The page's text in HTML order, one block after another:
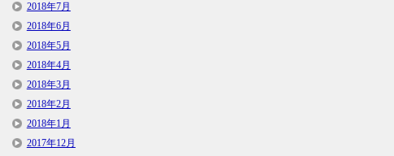
2018年7月
2018年6月
2018年5月
2018年4月
2018年3月
2018年2月
2018年1月
2017年12月